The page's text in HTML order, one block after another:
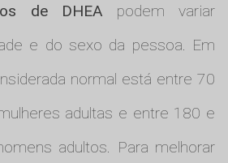
de DHEA podem variar
e do sexo da pessoa. Em
normal está entre 70
adultas e entre 180 e
adultos. Para melhorar